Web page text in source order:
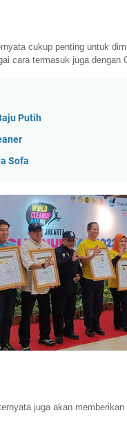
cukup penting untuk
cara termasuk juga dengan
Putih
Sofa
juga akan